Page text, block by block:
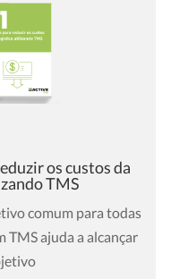
os custos da
TMS
comum para todas
TMS ajuda a alcançar